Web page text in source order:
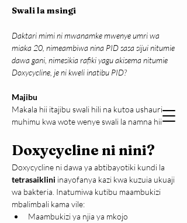
Swali la msingi
Daktari mimi ni mwanamke mwenye umri wa
miaka 20, nimeambiwa nina PID sasa sijui nitumie
dawa gani, nimesikia rafiki yagu akisema nitumie
Doxycycline, je ni kweli inatibu PID?
Majibu
Makala hii itajibu swali hili na kutoa ushauri
muhimu kwa wote wenye swali la namna hii
Doxycycline ni nini?
Doxycycline ni dawa ya abtibayotiki kundi la
tetrasaiklini inayofanya kazi kwa kuzuia ukuaji
wa bakteria. Inatumiwa kutibu maambukizi
mbalimbali kama vile:
Maambukizi ya njia ya mkojo